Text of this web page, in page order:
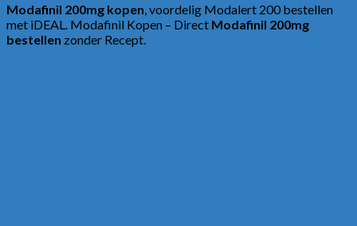
Modafinil 200mg kopen, voordelig Modalert 200 bestellen
met iDEAL. Modafinil Kopen – Direct Modafinil 200mg
bestellen zonder Recept.